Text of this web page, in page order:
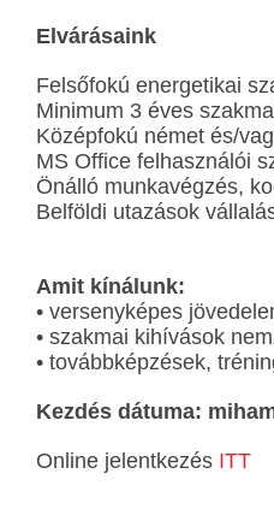
Elvárásaink
Felsőfokú energetikai
Minimum 3 éves
Középfokú német és/
MS Office felhasználói
Önálló munkavégzés,
Belföldi utazások
Amit kínálunk:
• versenyképes
• szakmai kihívások
• továbbképzések,
Kezdés dátuma:
Online jelentkezés ITT